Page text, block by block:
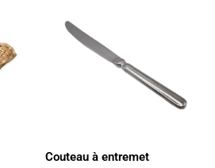
Couteau à entremet